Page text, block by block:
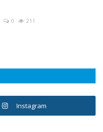
0 211
Instagram